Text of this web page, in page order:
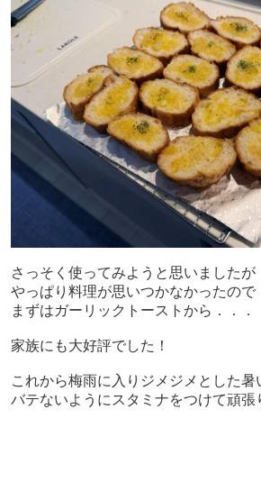
さっそく使ってみようと思いましたが
やっぱり料理が思いつかなかったので
まずはガーリックトーストから．．．
家族にも大好評でした！
これから梅雨に入りジメジメとした暑
バテないようにスタミナをつけて頑